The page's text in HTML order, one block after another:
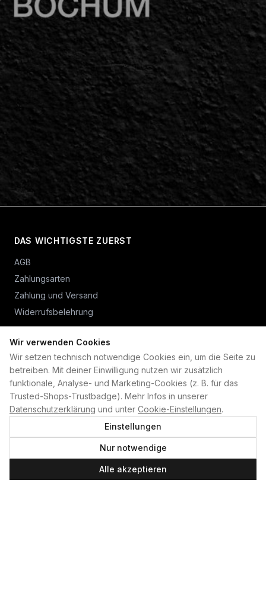
Wir verwenden Cookies
Wir setzen technisch notwendige Cookies ein, um die Seite zu
betreiben. Mit deiner Einwilligung nutzen wir zusätzlich
funktionale, Analyse- und Marketing-Cookies (z. B. für das
Trusted-Shops-Trustbadge). Mehr Infos in unserer
Datenschutzerklärung und unter Cookie-Einstellungen.
Einstellungen
Nur notwendige
Alle akzeptieren
DAS WICHTIGSTE ZUERST
AGB
Zahlungsarten
Zahlung und Versand
Widerrufsbelehrung
PLAN B
Home
Kontakt
Impressum
Datenschutzerklärung